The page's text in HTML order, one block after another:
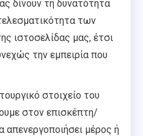
δίνουν τη δυνατότητα
των
ιστοσελίδας μας, έτσι
την εμπειρία που
στοιχείο του
στον επισκέπτη/
απενεργοποιήσει μέρος ή